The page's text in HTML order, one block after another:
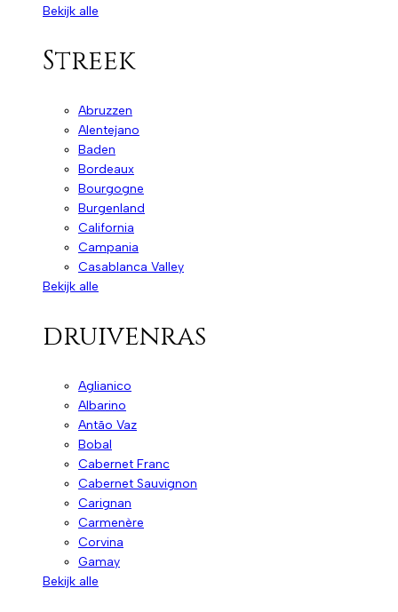
Bekijk alle
Streek
Abruzzen
Alentejano
Baden
Bordeaux
Bourgogne
Burgenland
California
Campania
Casablanca Valley
Bekijk alle
druivenras
Aglianico
Albarino
Antão Vaz
Bobal
Cabernet Franc
Cabernet Sauvignon
Carignan
Carmenère
Corvina
Gamay
Bekijk alle